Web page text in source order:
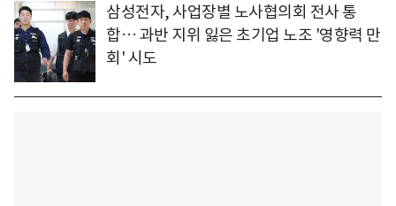
삼성전자, 사업장별 노사협의회 전사 통
합… 과반 지위 잃은 초기업 노조 '영향력 만
회' 시도